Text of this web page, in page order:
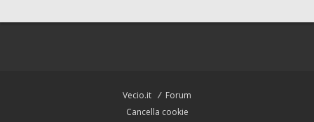
Vecio.it
Forum
Cancella cookie